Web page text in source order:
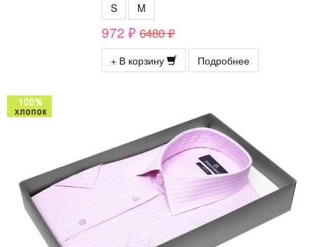
S M
972 ₽ 6480 ₽
+ В корзину Подробнее